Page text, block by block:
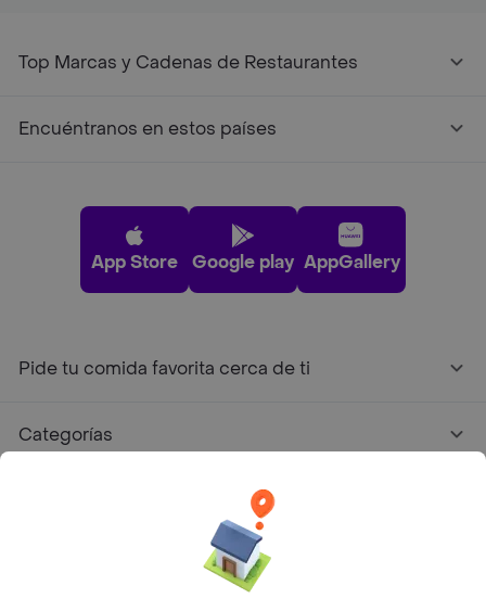
Top Marcas y Cadenas de Restaurantes
Encuéntranos en estos países
App Store Google play AppGallery
Pide tu comida favorita cerca de ti
Categorías